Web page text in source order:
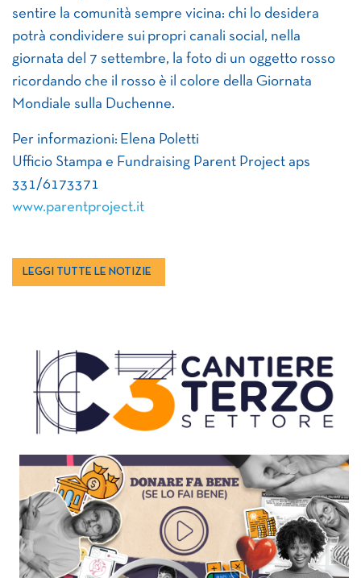
sentire la comunità sempre vicina: chi lo desidera
potrà condividere sui propri canali social, nella
giornata del 7 settembre, la foto di un oggetto rosso
ricordando che il rosso è il colore della Giornata
Mondiale sulla Duchenne.
Per informazioni: Elena Poletti
Ufficio Stampa e Fundraising Parent Project aps
331/6173371
www.parentproject.it
LEGGI TUTTE LE NOTIZIE